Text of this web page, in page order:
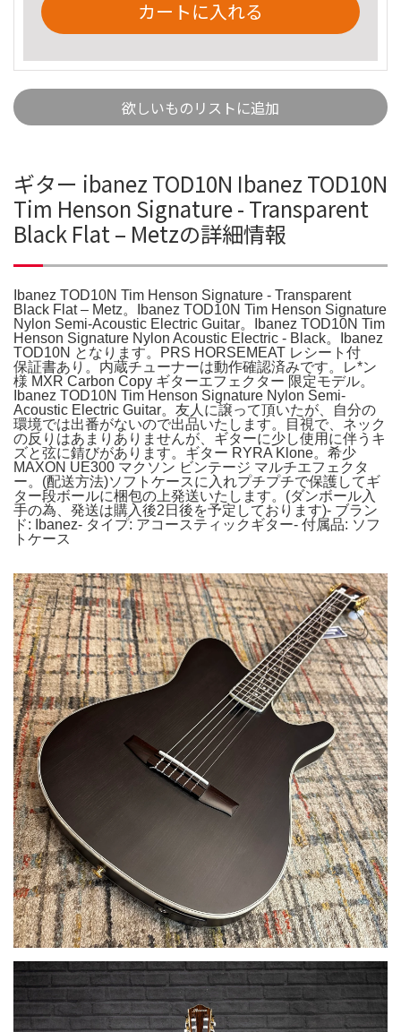
カートに入れる
欲しいものリストに追加
ギター ibanez TOD10N Ibanez TOD10N
Tim Henson Signature - Transparent
Black Flat – Metzの詳細情報
Ibanez TOD10N Tim Henson Signature - Transparent
Black Flat – Metz。Ibanez TOD10N Tim Henson Signature
Nylon Semi-Acoustic Electric Guitar。Ibanez TOD10N Tim
Henson Signature Nylon Acoustic Electric - Black。Ibanez
TOD10N となります。PRS HORSEMEAT レシート付
保証書あり。内蔵チューナーは動作確認済みです。レ*ン
様 MXR Carbon Copy ギターエフェクター 限定モデル。
Ibanez TOD10N Tim Henson Signature Nylon Semi-
Acoustic Electric Guitar。友人に譲って頂いたが、自分の
環境では出番がないので出品いたします。目視で、ネック
の反りはあまりありませんが、ギターに少し使用に伴うキ
ズと弦に錆びがあります。ギター RYRA Klone。希少
MAXON UE300 マクソン ビンテージ マルチエフェクタ
ー。(配送方法)ソフトケースに入れプチプチで保護してギ
ター段ボールに梱包の上発送いたします。(ダンボール入
手の為、発送は購入後2日後を予定しております)- ブラン
ド: Ibanez- タイプ: アコースティックギター- 付属品: ソフ
トケース